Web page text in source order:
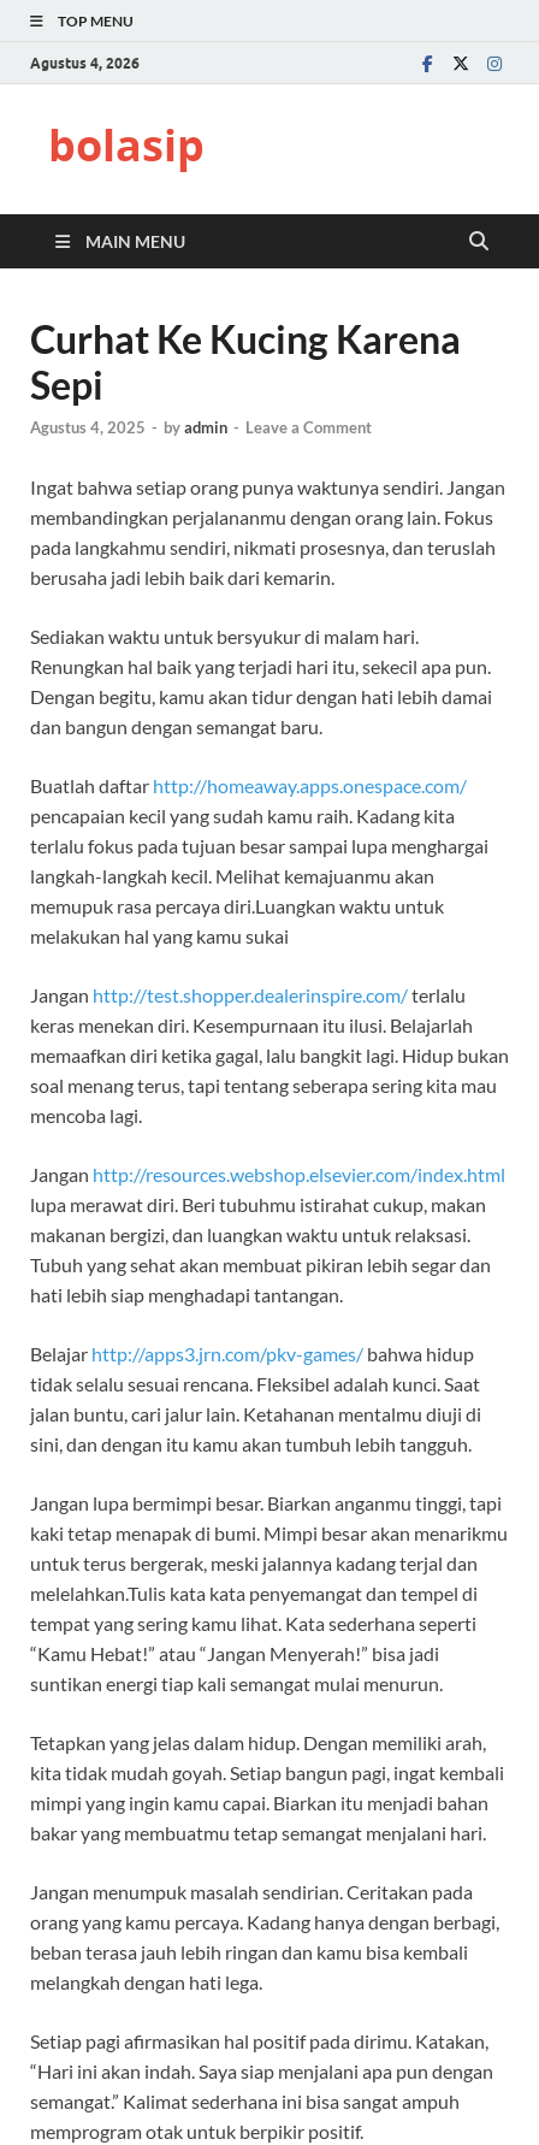
TOP MENU
Agustus 4, 2026
bolasip
MAIN MENU
Curhat Ke Kucing Karena
Sepi
Agustus 4, 2025 - byadmin - Leave a Comment
Ingat bahwa setiap orang punya waktunya sendiri. Jangan
membandingkan perjalananmu dengan orang lain. Fokus
pada langkahmu sendiri, nikmati prosesnya, dan teruslah
berusaha jadi lebih baik dari kemarin.
Sediakan waktu untuk bersyukur di malam hari.
Renungkan hal baik yang terjadi hari itu, sekecil apa pun.
Dengan begitu, kamu akan tidur dengan hati lebih damai
dan bangun dengan semangat baru.
Buatlah daftar http://homeaway.apps.onespace.com/
pencapaian kecil yang sudah kamu raih. Kadang kita
terlalu fokus pada tujuan besar sampai lupa menghargai
langkah-langkah kecil. Melihat kemajuanmu akan
memupuk rasa percaya diri.Luangkan waktu untuk
melakukan hal yang kamu sukai
Jangan http://test.shopper.dealerinspire.com/terlalu
keras menekan diri. Kesempurnaan itu ilusi. Belajarlah
memaafkan diri ketika gagal, lalu bangkit lagi. Hidup bukan
soal menang terus, tapi tentang seberapa sering kita mau
mencoba lagi.
Jangan http://resources.webshop.elsevier.com/index.html
lupa merawat diri. Beri tubuhmu istirahat cukup, makan
makanan bergizi, dan luangkan waktu untuk relaksasi.
Tubuh yang sehat akan membuat pikiran lebih segar dan
hati lebih siap menghadapi tantangan.
Belajar http://apps3.jrn.com/pkv-games/ bahwa hidup
tidak selalu sesuai rencana. Fleksibel adalah kunci. Saat
jalan buntu, cari jalur lain. Ketahanan mentalmu diuji di
sini, dan dengan itu kamu akan tumbuh lebih tangguh.
Jangan lupa bermimpi besar. Biarkan anganmu tinggi, tapi
kaki tetap menapak di bumi. Mimpi besar akan menarikmu
untuk terus bergerak, meski jalannya kadang terjal dan
melelahkan.Tulis kata kata penyemangat dan tempel di
tempat yang sering kamu lihat. Kata sederhana seperti
“Kamu Hebat!” atau “Jangan Menyerah!” bisa jadi
suntikan energi tiap kali semangat mulai menurun.
Tetapkan yang jelas dalam hidup. Dengan memiliki arah,
kita tidak mudah goyah. Setiap bangun pagi, ingat kembali
mimpi yang ingin kamu capai. Biarkan itu menjadi bahan
bakar yang membuatmu tetap semangat menjalani hari.
Jangan menumpuk masalah sendirian. Ceritakan pada
orang yang kamu percaya. Kadang hanya dengan berbagi,
beban terasa jauh lebih ringan dan kamu bisa kembali
melangkah dengan hati lega.
Setiap pagi afirmasikan hal positif pada dirimu. Katakan,
“Hari ini akan indah. Saya siap menjalani apa pun dengan
semangat.” Kalimat sederhana ini bisa sangat ampuh
memprogram otak untuk berpikir positif.